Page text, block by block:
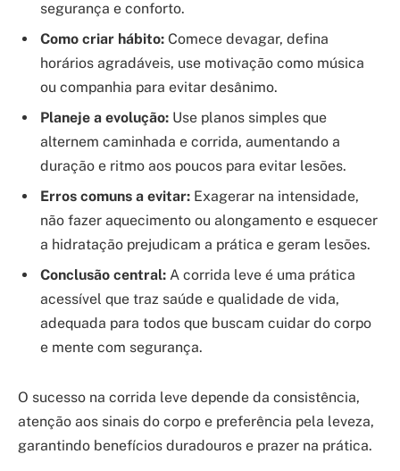
segurança e conforto.
Como criar hábito: Comece devagar, defina
horários agradáveis, use motivação como música
ou companhia para evitar desânimo.
Planeje a evolução: Use planos simples que
alternem caminhada e corrida, aumentando a
duração e ritmo aos poucos para evitar lesões.
Erros comuns a evitar: Exagerar na intensidade,
não fazer aquecimento ou alongamento e esquecer
a hidratação prejudicam a prática e geram lesões.
Conclusão central: A corrida leve é uma prática
acessível que traz saúde e qualidade de vida,
adequada para todos que buscam cuidar do corpo
e mente com segurança.
O sucesso na corrida leve depende da consistência,
atenção aos sinais do corpo e preferência pela leveza,
garantindo benefícios duradouros e prazer na prática.